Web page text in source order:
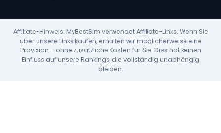
Affiliate-Hinweis: MyBestSim verwendet Affiliate-Links. Wenn Sie
über unsere Links kaufen, erhalten wir möglicherweise eine
Provision – ohne zusätzliche Kosten für Sie. Dies hat keinen
Einfluss auf unsere Rankings, die vollständig unabhängig
bleiben.